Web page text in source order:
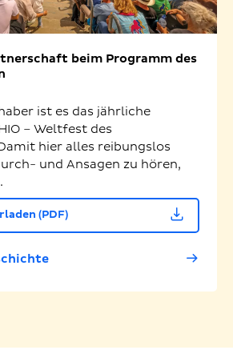
beim Programm des
ist es das jährliche
– Weltfest des
hier alles reibungslos
und Ansagen zu hören,
(PDF)